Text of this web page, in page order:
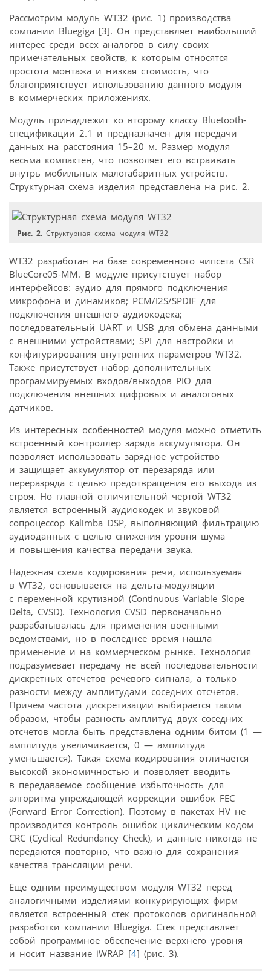
Рассмотрим модуль WT32 (рис. 1) производства
компании Bluegiga [3]. Он представляет наибольший
интерес среди всех аналогов в силу своих
примечательных свойств, к которым относятся
простота монтажа и низкая стоимость, что
благоприятствует использованию данного модуля
в коммерческих приложениях.
Модуль принадлежит ко второму классу Bluetooth-
спецификации 2.1 и предназначен для передачи
данных на расстояния 15–20 м. Размер модуля
весьма компактен, что позволяет его встраивать
внутрь мобильных малогабаритных устройств.
Структурная схема изделия представлена на рис. 2.
Рис. 2. Структурная схема модуля WT32
WT32 разработан на базе современного чипсета CSR
BlueCore05-MM. В модуле присутствует набор
интерфейсов: аудио для прямого подключения
микрофона и динамиков; PCM/I2S/SPDIF для
подключения внешнего аудиокодека;
последовательный UART и USB для обмена данными
с внешними устройствами; SPI для настройки и
конфигурирования внутренних параметров WT32.
Также присутствует набор дополнительных
программируемых входов/выходов PIO для
подключения внешних цифровых и аналоговых
датчиков.
Из интересных особенностей модуля можно отметить
встроенный контроллер заряда аккумулятора. Он
позволяет использовать зарядное устройство
и защищает аккумулятор от перезаряда или
переразряда с целью предотвращения его выхода из
строя. Но главной отличительной чертой WT32
является встроенный аудиокодек и звуковой
сопроцессор Kalimba DSP, выполняющий фильтрацию
аудиоданных с целью снижения уровня шума
и повышения качества передачи звука.
Надежная схема кодирования речи, используемая
в WT32, основывается на дельта-модуляции
с переменной крутизной (Continuous Variable Slope
Delta, CVSD). Технология CVSD первоначально
разрабатывалась для применения военными
ведомствами, но в последнее время нашла
применение и на коммерческом рынке. Технология
подразумевает передачу не всей последовательности
дискретных отсчетов речевого сигнала, а только
разности между амплитудами соседних отсчетов.
Причем частота дискретизации выбирается таким
образом, чтобы разность амплитуд двух соседних
отсчетов могла быть представлена одним битом (1 —
амплитуда увеличивается, 0 — амплитуда
уменьшается). Такая схема кодирования отличается
высокой экономичностью и позволяет вводить
в передаваемое сообщение избыточность для
алгоритма упреждающей коррекции ошибок FEC
(Forward Error Correction). Поэтому в пакетах HV не
производится контроль ошибок циклическим кодом
CRC (Cyclical Redundancy Check), и данные никогда не
передаются повторно, что важно для сохранения
качества трансляции речи.
Еще одним преимуществом модуля WT32 перед
аналогичными изделиями конкурирующих фирм
является встроенный стек протоколов оригинальной
разработки компании Bluegiga. Стек представляет
собой программное обеспечение верхнего уровня
и носит название iWRAP [4] (рис. 3).